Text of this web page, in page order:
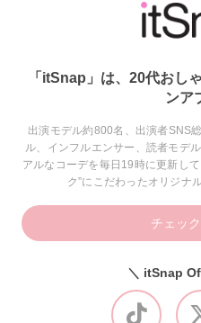
「itSnap」は、20代おし
ンア
出演モデル約800名、出演者SNS
ル、インフルエンサー、読者モデ
アルなコーデを毎日19時に更新し
ク”にこだわったオリジナ
チェッ
＼ itSnap